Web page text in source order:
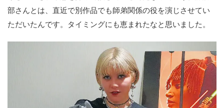
部さんとは、直近で別作品でも師弟関係の役を演じさせてい
ただいたんです。タイミングにも恵まれたなと思いました。